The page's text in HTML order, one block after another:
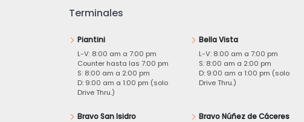
Terminales
Piantini
L-V: 8:00 am a 7:00 pm
Counter hasta las 7:00 pm
S: 8:00 am a 2:00 pm
D: 9:00 am a 1:00 pm (solo
Drive Thru.)
Bella Vista
L-V: 8:00 am a 7:00 pm
S: 8:00 am a 2:00 pm
D: 9:00 am a 1:00 pm (solo
Drive Thru.)
Bravo San Isidro
Bravo Núñez de Cáceres